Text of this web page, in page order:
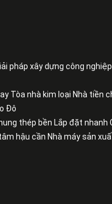
pháp xây dựng công
Tòa nhà kim loại Nhà tiền
Đô
thép bền Lắp đặt nhanh
hậu cần Nhà máy sản